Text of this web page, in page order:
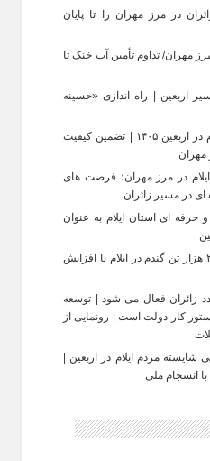
در مرز مهران را تا پایان
زائر از مرز مهران/ تداوم تأمین آب خنک تا
اربعین | راه‌ اندازی «حسینه
تلاش جهادی آب و فاضلاب ایلام در اربعین ۱۴۰۵ | تضمین کیفیت
در مرز مهران؛ فرصت‌ های
ای در مسیر زائران
ای استان ایلام به‌ عنوان
تحقق خرید تضمینی بیش از ۲۴۵ هزار تن گندم در ایلام با افزایش
برای تردد زائران فعال می‌ شود | توسعه
کار دولت است | رونمایی از
مردم ایلام در اربعین |
انسجام ملی